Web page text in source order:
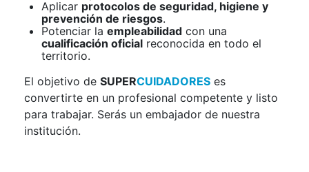
Aplicar protocolos de seguridad, higiene y
prevención de riesgos.
Potenciar la empleabilidad con una
cualificación oficial reconocida en todo el
territorio.
El objetivo de SUPERCUIDADORES es
convertirte en un profesional competente y listo
para trabajar. Serás un embajador de nuestra
institución.